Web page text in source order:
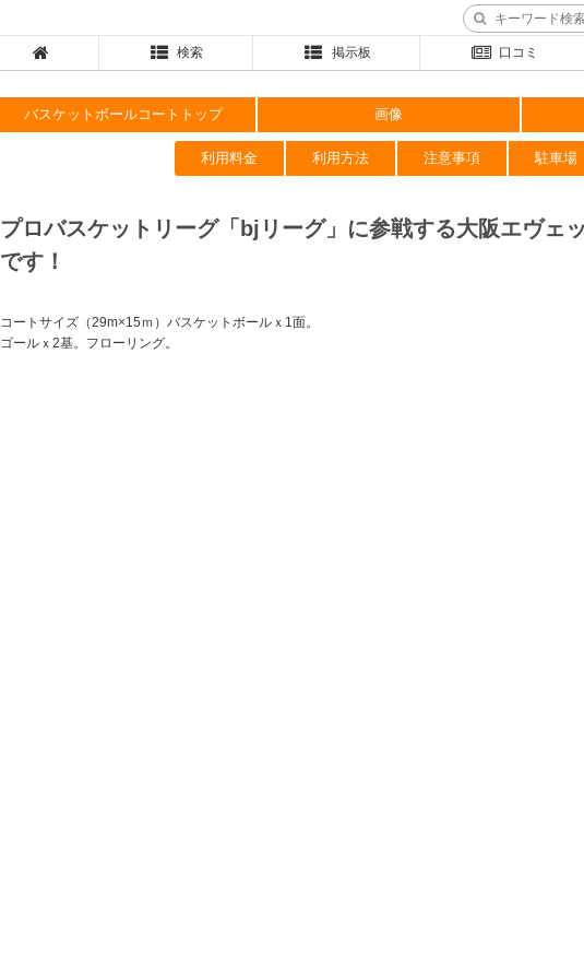
検索 掲示板 口コミ
バスケットボールコートトップ 画像
利用料金 利用方法 注意事項 駐車場
プロバスケットリーグ「bjリーグ」に参戦する大阪エヴェ
です！
コートサイズ（29m×15ｍ）バスケットボールｘ1面。
ゴールｘ2基。フローリング。